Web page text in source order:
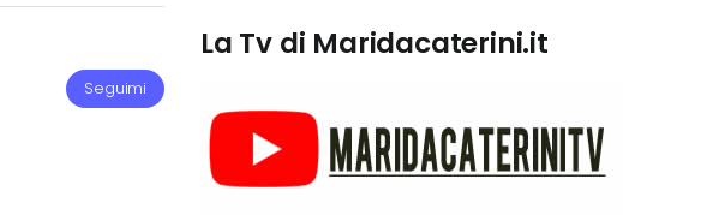
Seguimi
La Tv di Maridacaterini.it